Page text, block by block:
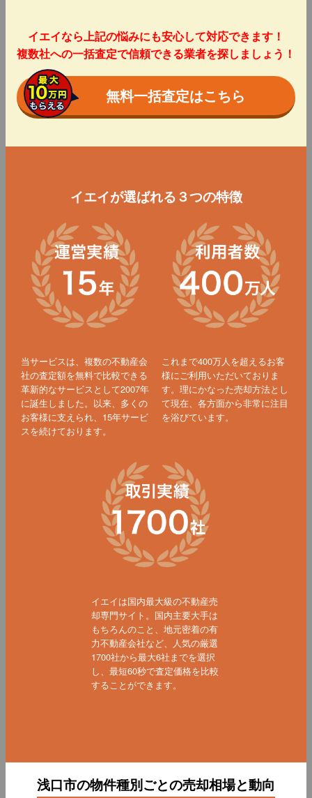
イエイなら上記の悩みにも安心して対応できます！
複数社への一括査定で信頼できる業者を探しましょう！
無料一括査定はこちら
イエイが選ばれる３つの特徴
当サービスは、複数の不動産会
社の査定額を無料で比較できる
革新的なサービスとして2007年
に誕生しました。以来、多くの
お客様に支えられ、15年サービ
スを続けております。
これまで400万人を超えるお客
様にご利用いただいておりま
す。理にかなった売却方法とし
て現在、各方面から非常に注目
を浴びています。
イエイは国内最大級の不動産売
却専門サイト。国内主要大手は
もちろんのこと、地元密着の有
力不動産会社など、人気の厳選
1700社から最大6社までを選択
し、最短60秒で査定価格を比較
することができます。
浅口市の物件種別ごとの売却相場と動向